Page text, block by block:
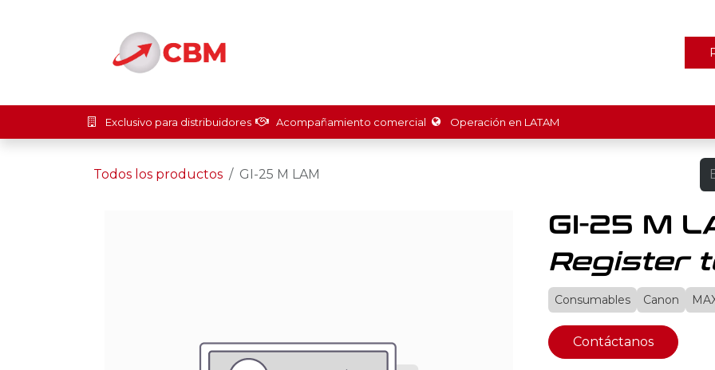
Exclusivo para distribuidores Acompañamiento comercial Operación en LATAM
Todos los productos GI-25 M LAM
GI-25 M
Register
Consumables Canon
Contáctanos